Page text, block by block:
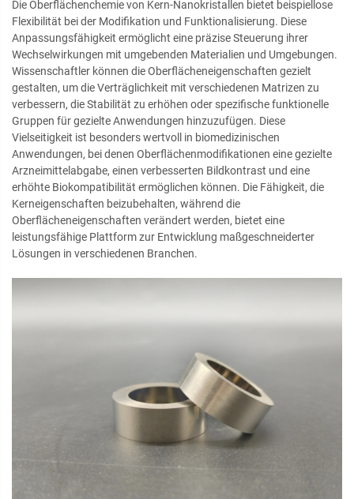
Die Oberflächenchemie von Kern-Nanokristallen bietet beispiellose
Flexibilität bei der Modifikation und Funktionalisierung. Diese
Anpassungsfähigkeit ermöglicht eine präzise Steuerung ihrer
Wechselwirkungen mit umgebenden Materialien und Umgebungen.
Wissenschaftler können die Oberflächeneigenschaften gezielt
gestalten, um die Verträglichkeit mit verschiedenen Matrizen zu
verbessern, die Stabilität zu erhöhen oder spezifische funktionelle
Gruppen für gezielte Anwendungen hinzuzufügen. Diese
Vielseitigkeit ist besonders wertvoll in biomedizinischen
Anwendungen, bei denen Oberflächenmodifikationen eine gezielte
Arzneimittelabgabe, einen verbesserten Bildkontrast und eine
erhöhte Biokompatibilität ermöglichen können. Die Fähigkeit, die
Kerneigenschaften beizubehalten, während die
Oberflächeneigenschaften verändert werden, bietet eine
leistungsfähige Plattform zur Entwicklung maßgeschneiderter
Lösungen in verschiedenen Branchen.